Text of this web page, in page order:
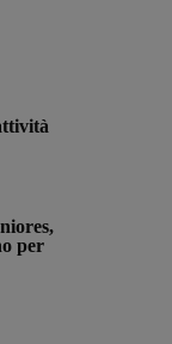
per